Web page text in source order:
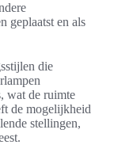
geplaatst en als
die
wat de ruimte
de mogelijkheid
stellingen,